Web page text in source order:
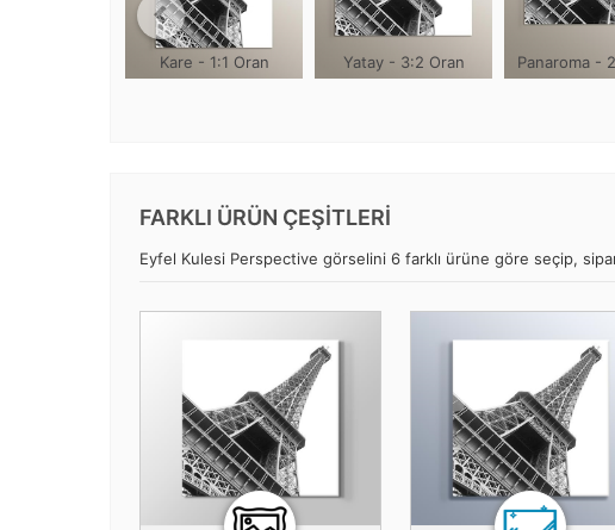
Kare - 1:1 Oran Yatay - 3:2 Oran Panaroma -
FARKLI ÜRÜN ÇEŞİTLERİ
Eyfel Kulesi Perspective görselini 6 farklı ürüne göre seçip,